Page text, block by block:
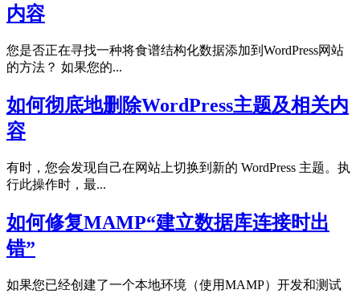
内容
您是否正在寻找一种将食谱结构化数据添加到WordPress网站
的方法？ 如果您的...
如何彻底地删除WordPress主题及相关内
容
有时，您会发现自己在网站上切换到新的 WordPress 主题。执
行此操作时，最...
如何修复MAMP“建立数据库连接时出
错”
如果您已经创建了一个本地环境（使用MAMP）开发和测试